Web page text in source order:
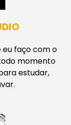
eu faço com o
momento
estudar,